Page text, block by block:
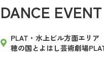
DANCE
PLAT・水上ビル方面エリア
穂の国とよはし芸術劇場